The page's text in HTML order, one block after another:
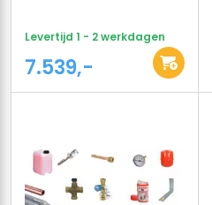
Levertijd 1 - 2 werkdagen
7.539,-